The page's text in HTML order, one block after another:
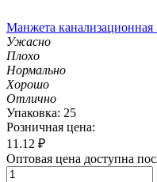
Манжета канализационная
Ужасно
Плохо
Нормально
Хорошо
Отлично
Упаковка: 25
Розничная цена:
11.12 ₽
Оптовая цена доступна